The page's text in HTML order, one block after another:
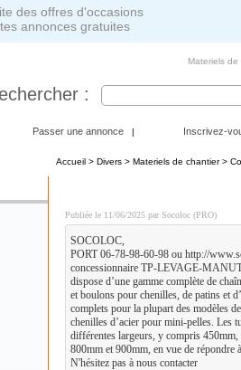
annonces gratuites
Materiels
:
Passer une annonce | Inscrivez-
Accueil> Divers> Materiels de chantier>
Publiée le 11/06/2025 par Socoloc (PRO)
SOCOLOC,
PORT 06-78-98-60-98 ou http://
concessionnaire TP-LEVAGE-
dispose d’une gamme complète de
et boulons pour chenilles, de patins et
complets pour la plupart des modèles
chenilles d’acier pour mini-pelles. Les
différentes largeurs, y compris
800mm et 900mm, en vue de répondre
N'hésitez pas à nous contacter